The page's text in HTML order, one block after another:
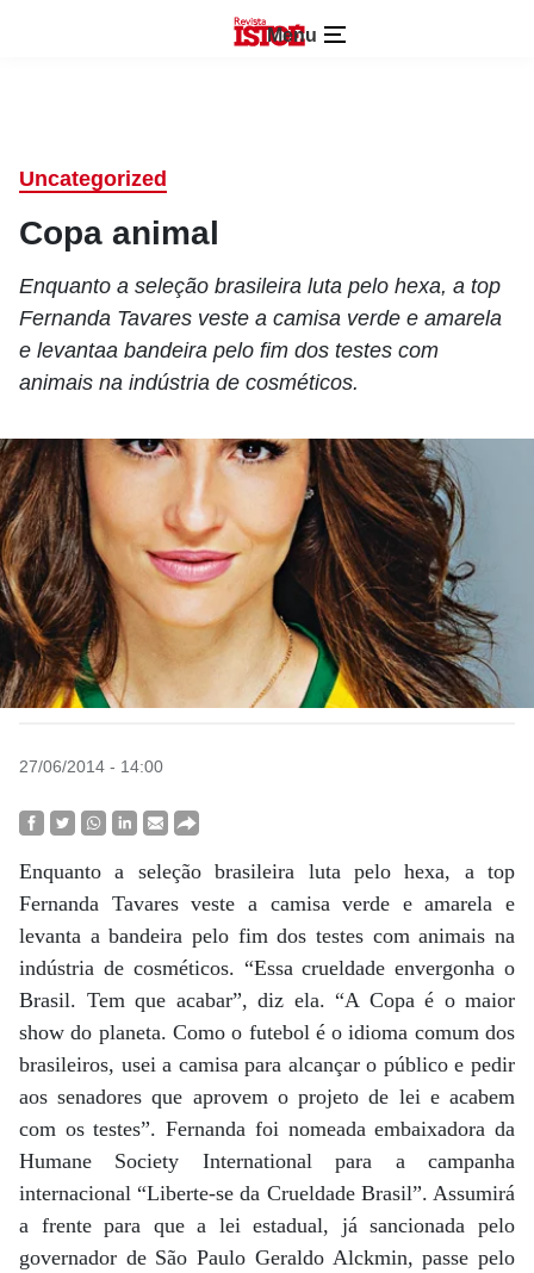
Menu
Uncategorized
Copa animal
Enquanto a seleção brasileira luta pelo hexa, a top
Fernanda Tavares veste a camisa verde e amarela
e levantaa bandeira pelo fim dos testes com
animais na indústria de cosméticos.
27/06/2014 - 14:00
Enquanto a seleção brasileira luta pelo hexa, a top
Fernanda Tavares veste a camisa verde e amarela e
levanta a bandeira pelo fim dos testes com animais na
indústria de cosméticos. “Essa crueldade envergonha o
Brasil. Tem que acabar”, diz ela. “A Copa é o maior
show do planeta. Como o futebol é o idioma comum dos
brasileiros, usei a camisa para alcançar o público e pedir
aos senadores que aprovem o projeto de lei e acabem
com os testes”. Fernanda foi nomeada embaixadora da
Humane Society International para a campanha
internacional “Liberte-se da Crueldade Brasil”. Assumirá
a frente para que a lei estadual, já sancionada pelo
governador de São Paulo Geraldo Alckmin, passe pelo